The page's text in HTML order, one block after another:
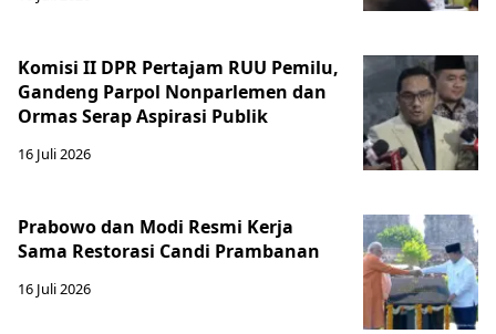
Komisi II DPR Pertajam RUU Pemilu,
Gandeng Parpol Nonparlemen dan
Ormas Serap Aspirasi Publik
16 Juli 2026
Prabowo dan Modi Resmi Kerja
Sama Restorasi Candi Prambanan
16 Juli 2026